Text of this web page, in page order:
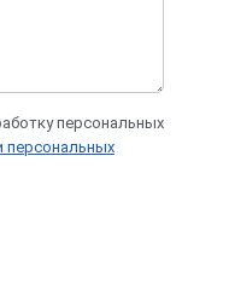
персональных
персональных